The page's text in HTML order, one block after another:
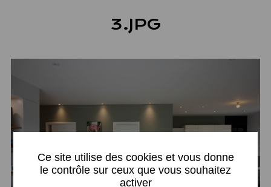
3.JPG
Ce site utilise des cookies et vous donne
le contrôle sur ceux que vous souhaitez
activer